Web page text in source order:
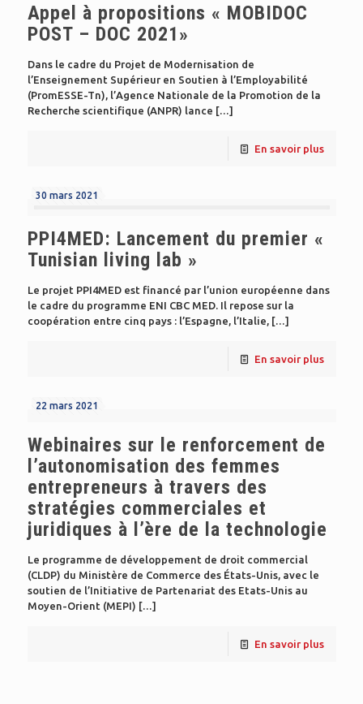
Appel à propositions « MOBIDOC
POST – DOC 2021»
Dans le cadre du Projet de Modernisation de
l’Enseignement Supérieur en Soutien à l’Employabilité
(PromESSE-Tn), l’Agence Nationale de la Promotion de la
Recherche scientifique (ANPR) lance […]
En savoir plus
30 mars 2021
PPI4MED: Lancement du premier «
Tunisian living lab »
Le projet PPI4MED est financé par l’union européenne dans
le cadre du programme ENI CBC MED. Il repose sur la
coopération entre cinq pays : l’Espagne, l’Italie,[…]
En savoir plus
22 mars 2021
Webinaires sur le renforcement de
l’autonomisation des femmes
entrepreneurs à travers des
stratégies commerciales et
juridiques à l’ère de la technologie
Le programme de développement de droit commercial
(CLDP) du Ministère de Commerce des États-Unis, avec le
soutien de l’Initiative de Partenariat des Etats-Unis au
Moyen-Orient (MEPI) […]
En savoir plus